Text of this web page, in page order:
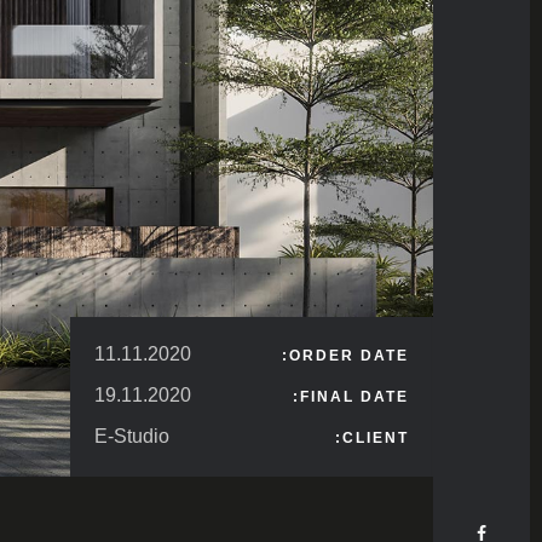
ORDER DATE:
11.11.2020
FINAL DATE:
19.11.2020
CLIENT:
E-Studio